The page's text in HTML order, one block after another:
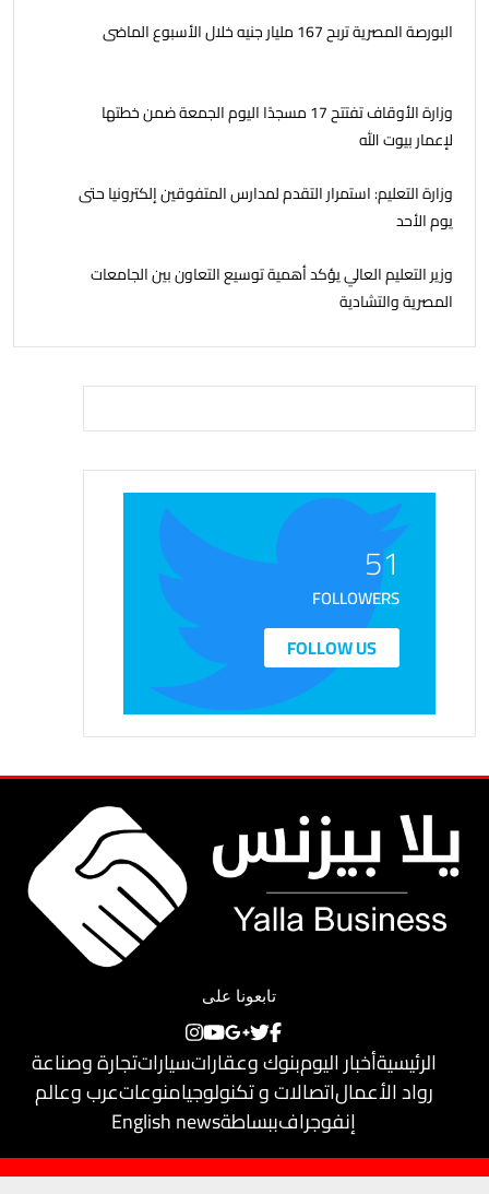
البورصة المصرية تربح 167 مليار جنيه خلال الأسبوع الماضى
وزارة الأوقاف تفتتح 17 مسجدًا اليوم الجمعة ضمن خطتها
لإعمار بيوت الله
وزارة التعليم: استمرار التقدم لمدارس المتفوقين إلكترونيا حتى
يوم الأحد
وزير التعليم العالي يؤكد أهمية توسيع التعاون بين الجامعات
المصرية والتشادية
51
FOLLOWERS
FOLLOW US
تابعونا على
الرئيسيةأخبار اليومبنوك وعقاراتسياراتتجارة وصناعة
رواد الأعمالاتصالات و تكنولوجيامنوعاتعرب وعالم
إنفوجرافببساطةEnglish news
حقوق النشر محفوظة لـيلا بيزنس© 2018